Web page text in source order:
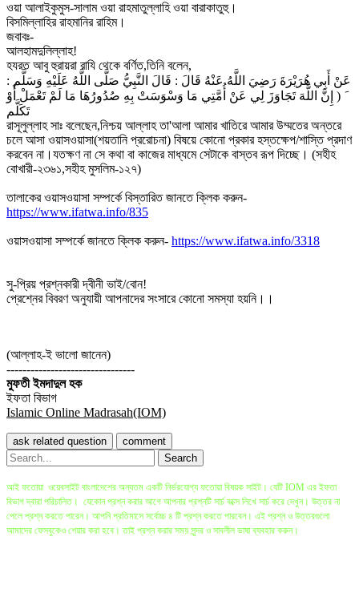
ওয়া আলাইকুমুস-সালাম ওয়া রাহমাতুল্লাহি ওয়া বারাকাতুহু।
বিসমিল্লাহির রাহমানির রাহিম।
জবাবঃ-
আলহামদুলিল্লাহ!
হযরত আবু হুরায়রা রাযি থেকে বর্ণিত,তিনি বলেন,
ﻋَﻦْ ﺃَﺑِﻲ ﻫُﺮَﻳْﺮَﺓَ ﺭَﺿِﻲَ ﺍﻟﻠَّﻪُ ﻋَﻨْﻪُ ﻗَﺎﻝَ : ﻗَﺎﻝَ ﺍﻟﻨَّﺒِﻲُّ ﺻَﻠَّﻰ ﺍﻟﻠَّﻪُ ﻋَﻠَﻴْﻪِ ﻭَﺳَﻠَّﻢ :
َ ( ﺇِﻥَّ ﺍﻟﻠَّﻪَ ﺗَﺠَﺎﻭَﺯَ ﻟِﻲ ﻋَﻦْ ﺃُﻣَّﺘِﻲ ﻣَﺎ ﻭَﺳْﻮَﺳَﺖْ ﺑِﻪِ ﺻُﺪُﻭﺭُﻫَﺎ ﻣَﺎ ﻟَﻢْ ﺗَﻌْﻤَﻞْ ﺃَﻭْ
ﺗَﻜَﻠَّﻢ
রাসূলুল্লাহ সাঃ বলেছেন,নিশ্চয় আল্লাহ তা'আলা আমার খাতিরে আমার উম্মতের অন্তরে
চলে আসা ওয়াসওয়াসা(শয়তানি প্ররোচনা) বিষয়ে কোনো প্রকার হস্তক্ষেপ/শাস্তি প্রদাণ
করবেন না।যতক্ষণ না সে কথা বা কাজের মাধ্যমে সেটাকে বাস্তব রূপ দিচ্ছে। (সহীহ
বোখারী-২৩৬১,সহীহ মুসলিম-১২৭)
তালাকের ওয়াসওয়াসা সম্পর্কে বিস্তারিত জানতে ক্লিক করুন-
https://www.ifatwa.info/835
ওয়াসওয়াসা সম্পর্কে জানতে ক্লিক করুন- https://www.ifatwa.info/3318
সু-প্রিয় প্রশ্নকারী দ্বীনী ভাই/বোন!
প্রেশ্নের বিবরণ অনুযায়ী আপনাদের সংসারে কোনো সমস্যা হয়নি।।
(আল্লাহ-ই ভালো জানেন)
--------------------------------
মুফতী ইমদাদুল হক
ইফতা বিভাগ
Islamic Online Madrasah(IOM)
আই ফতোয়া ওয়েবসাইট বাংলাদেশের অন্যতম একটি নির্ভরযোগ্য ফতোয়া বিষয়ক সাইট। যেটি IOM এর ইফতা
বিভাগ দ্বারা পরিচালিত। যেকোন প্রশ্ন করার আগে আপনার প্রশ্নটি সার্চ বক্সে লিখে সার্চ করে দেখুন। উত্তর না
পেলে প্রশ্ন করতে পারেন। আপনি প্রতিমাসে সর্বোচ্চ ৪ টি প্রশ্ন করতে পারবেন। এই প্রশ্ন ও উত্তরগুলো
আমাদের ফেসবুকেও শেয়ার করা হবে। তাই প্রশ্ন করার সময় সুন্দর ও সাবলীল ভাষা ব্যবহার করুন।